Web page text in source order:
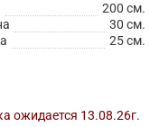
200 см.
30 см.
25 см.
ожидается 13.08.26г.